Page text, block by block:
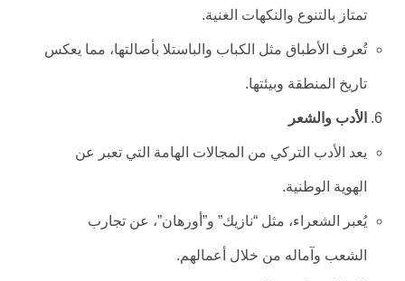
تمتاز بالتنوع والنكهات الغنية.
تُعرف الأطباق مثل الكباب والباستلا بأصالتها، مما يعكس
تاريخ المنطقة وبيئتها.
الأدب والشعر
يعد الأدب التركي من المجالات الهامة التي تعبر عن
الهوية الوطنية.
يُعبر الشعراء، مثل “نازيك” و”أورهان”، عن تجارب
الشعب وآماله من خلال أعمالهم.